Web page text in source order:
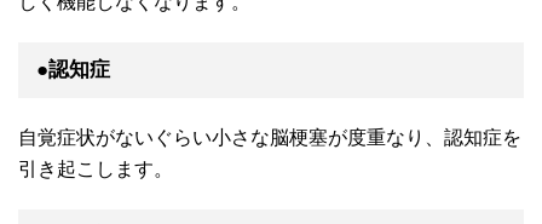
●認知症
自覚症状がないぐらい小さな脳梗塞が度重なり、認知症を
引き起こします。